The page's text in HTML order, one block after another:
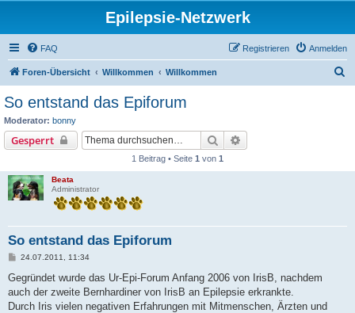
Epilepsie-Netzwerk
FAQ Anmelden
Registrieren
Foren-Übersicht Willkommen Willkommen
So entstand das Epiforum
Moderator: bonny
Gesperrt Suche
1 Beitrag • Seite 1 von 1
Beata
Administrator
So entstand das Epiforum
B
i
r
a
24.07.2011, 11:34
Gegründet wurde das Ur-Epi-Forum Anfang 2006 von IrisB, nachdem
auch der zweite Bernhardiner von IrisB an Epilepsie erkrankte.
Durch Iris vielen negativen Erfahrungen mit Mitmenschen, Ärzten und